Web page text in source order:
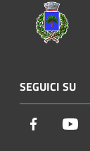
SEGUICI SU
Facebook